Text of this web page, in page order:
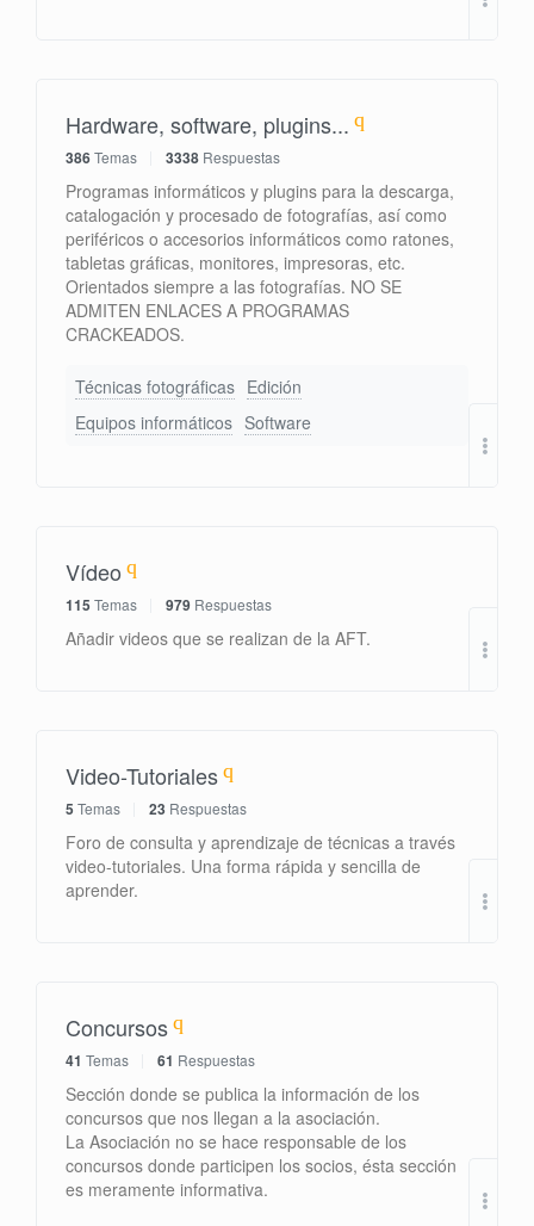
Hardware, software, plugins...
386Temas 3338 Respuestas
Programas informáticos y plugins para la descarga,
catalogación y procesado de fotografías, así como
periféricos o accesorios informáticos como ratones,
tabletas gráficas, monitores, impresoras, etc.
Orientados siempre a las fotografías. NO SE
ADMITEN ENLACES A PROGRAMAS
CRACKEADOS.
Técnicas fotográficas Edición
Equipos informáticos Software
Vídeo
115 Temas 979 Respuestas
Añadir videos que se realizan de la AFT.
Video-Tutoriales
5 Temas 23 Respuestas
Foro de consulta y aprendizaje de técnicas a través
video-tutoriales. Una forma rápida y sencilla de
aprender.
Concursos
41 Temas 61 Respuestas
Sección donde se publica la información de los
concursos que nos llegan a la asociación.
La Asociación no se hace responsable de los
concursos donde participen los socios, ésta sección
es meramente informativa.